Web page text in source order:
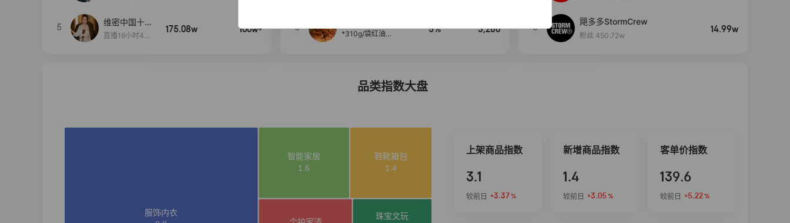
5
维密中国十周
年 与你如此
直播16小时48
175.08w 100w+ 5
*310g/袋红油麻
5% 3,260 5
飓多多StormCrew
粉丝 450.72w
14.99w
品类指数大盘
上架商品指数
3.1
较前日 +3.37%
新增商品指数
1.4
较前日 +3.05 %
客单价指数
139.6
较前日 +5.22%